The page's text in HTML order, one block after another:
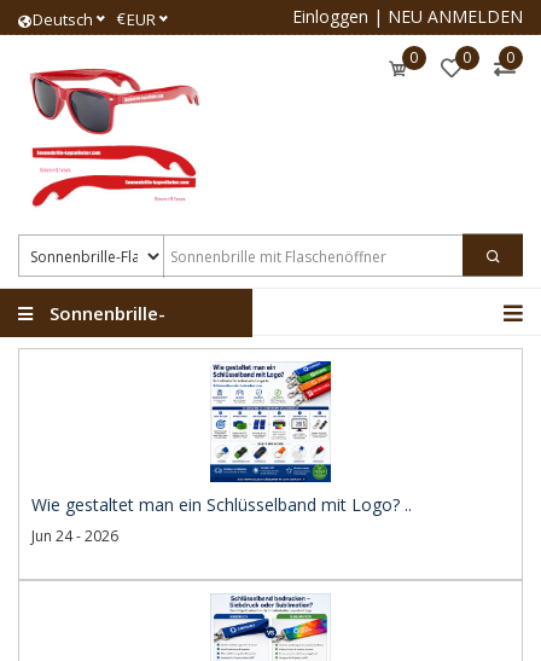
Deutsch €EUR Einloggen | NEU ANMELDEN
0 0 0
Sonnenbrille-
Wie gestaltet man ein Schlüsselband mit Logo? ..
Jun 24 - 2026